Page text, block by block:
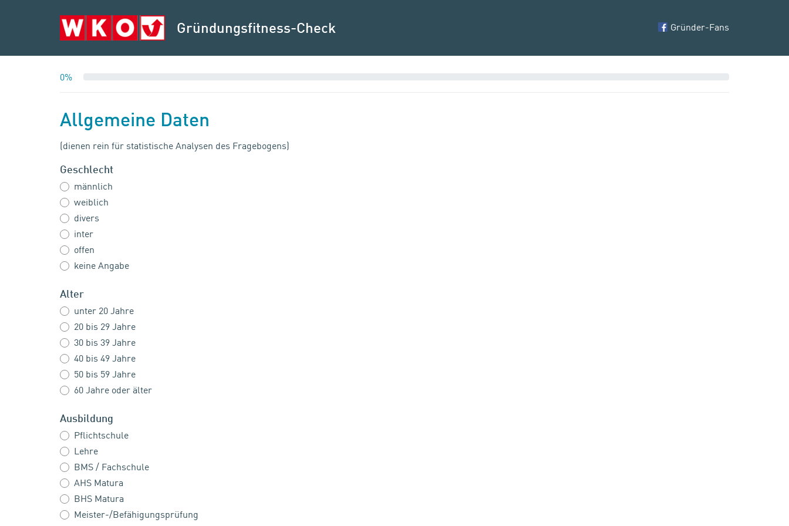
Gründungsfitness-Check Gründer-Fans
0%
Allgemeine Daten
(dienen rein für statistische Analysen des Fragebogens)
Geschlecht
männlich
weiblich
divers
inter
offen
keine Angabe
Alter
unter 20 Jahre
20 bis 29 Jahre
30 bis 39 Jahre
40 bis 49 Jahre
50 bis 59 Jahre
60 Jahre oder älter
Ausbildung
Pflichtschule
Lehre
BMS / Fachschule
AHS Matura
BHS Matura
Meister-/Befähigungsprüfung